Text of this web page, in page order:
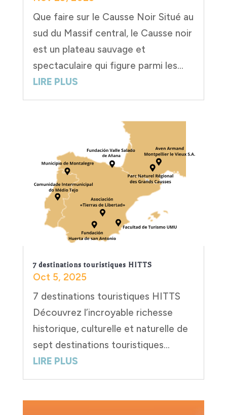
Que faire sur le Causse Noir Situé au
sud du Massif central, le Causse noir
est un plateau sauvage et
spectaculaire qui figure parmi les...
LIRE PLUS
7 destinations touristiques HITTS
Oct 5, 2025
7 destinations touristiques HITTS
Découvrez l’incroyable richesse
historique, culturelle et naturelle de
sept destinations touristiques...
LIRE PLUS